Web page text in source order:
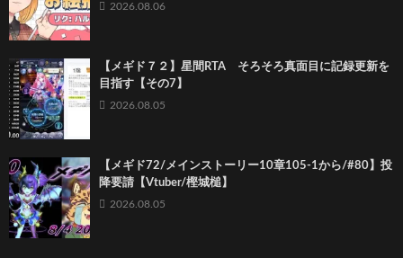
2026.08.06
【メギド７２】星間RTA そろそろ真面目に記録更新を
目指す【その7】
2026.08.05
【メギド72/メインストーリー10章105-1から/#80】投
降要請【Vtuber/樫城槌】
2026.08.05